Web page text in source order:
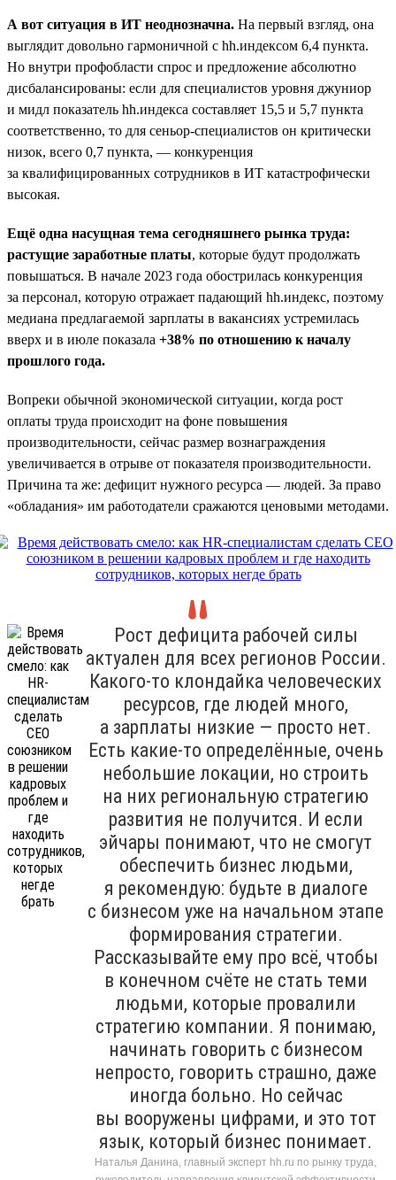
А вот ситуация в ИТ неоднозначна. На первый взгляд, она
выглядит довольно гармоничной с hh.индексом 6,4 пункта.
Но внутри профобласти спрос и предложение абсолютно
дисбалансированы: если для специалистов уровня джуниор
и мидл показатель hh.индекса составляет 15,5 и 5,7 пункта
соответственно, то для сеньор-специалистов он критически
низок, всего 0,7 пункта, — конкуренция
за квалифицированных сотрудников в ИТ катастрофически
высокая.
Ещё одна насущная тема сегодняшнего рынка труда:
растущие заработные платы, которые будут продолжать
повышаться. В начале 2023 года обострилась конкуренция
за персонал, которую отражает падающий hh.индекс, поэтому
медиана предлагаемой зарплаты в вакансиях устремилась
вверх и в июле показала +38% по отношению к началу
прошлого года.
Вопреки обычной экономической ситуации, когда рост
оплаты труда происходит на фоне повышения
производительности, сейчас размер вознаграждения
увеличивается в отрыве от показателя производительности.
Причина та же: дефицит нужного ресурса — людей. За право
«обладания» им работодатели сражаются ценовыми методами.
Рост дефицита рабочей силы
актуален для всех регионов России.
Какого-то клондайка человеческих
ресурсов, где людей много,
а зарплаты низкие — просто нет.
Есть какие-то определённые, очень
небольшие локации, но строить
на них региональную стратегию
развития не получится. И если
эйчары понимают, что не смогут
обеспечить бизнес людьми,
я рекомендую: будьте в диалоге
с бизнесом уже на начальном этапе
формирования стратегии.
Рассказывайте ему про всё, чтобы
в конечном счёте не стать теми
людьми, которые провалили
стратегию компании. Я понимаю,
начинать говорить с бизнесом
непросто, говорить страшно, даже
иногда больно. Но сейчас
вы вооружены цифрами, и это тот
язык, который бизнес понимает.
Наталья Данина, главный эксперт hh.ru по рынку труда,